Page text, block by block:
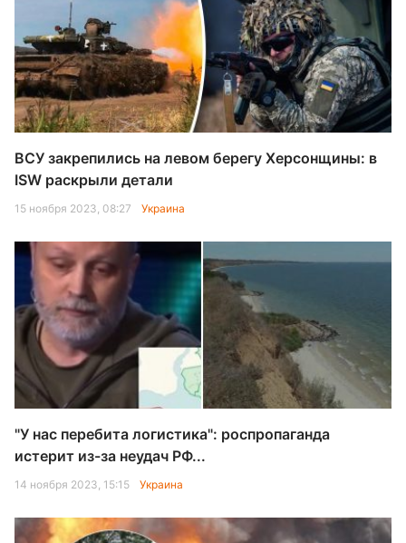
ВСУ закрепились на левом берегу Херсонщины: в
ISW раскрыли детали
15 ноября 2023, 08:27 Украина
"У нас перебита логистика": роспропаганда
истерит из-за неудач РФ...
14 ноября 2023, 15:15 Украина